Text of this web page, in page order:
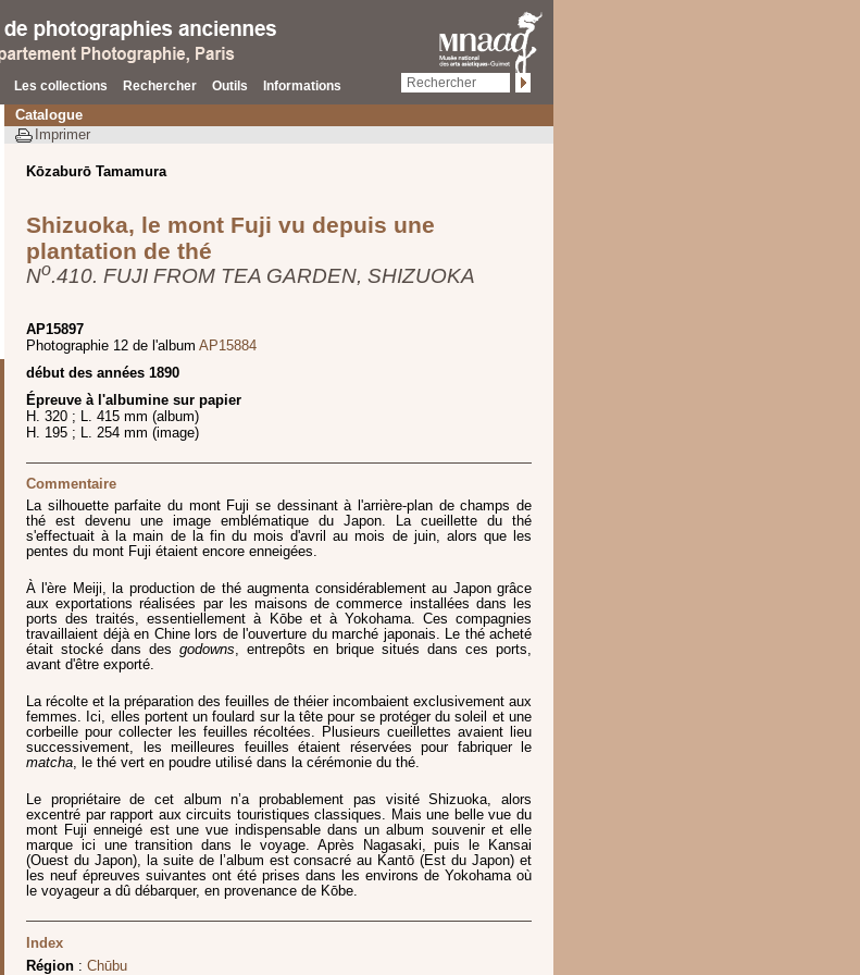
Les collections Rechercher Outils Informations
Catalogue
Imprimer
Kōzaburō Tamamura
Shizuoka, le mont Fuji vu depuis une
plantation de thé
No.410. FUJI FROM TEA GARDEN, SHIZUOKA
AP15897
Photographie 12 de l'album AP15884
début des années 1890
Épreuve à l'albumine sur papier
H. 320 ; L. 415 mm (album)
H. 195 ; L. 254 mm (image)
Commentaire
La silhouette parfaite du mont Fuji se dessinant à l'arrière-plan de champs de
thé est devenu une image emblématique du Japon. La cueillette du thé
s'effectuait à la main de la fin du mois d'avril au mois de juin, alors que les
pentes du mont Fuji étaient encore enneigées.
À l'ère Meiji, la production de thé augmenta considérablement au Japon grâce
aux exportations réalisées par les maisons de commerce installées dans les
ports des traités, essentiellement à Kōbe et à Yokohama. Ces compagnies
travaillaient déjà en Chine lors de l'ouverture du marché japonais. Le thé acheté
était stocké dans des godowns, entrepôts en brique situés dans ces ports,
avant d'être exporté.
La récolte et la préparation des feuilles de théier incombaient exclusivement aux
femmes. Ici, elles portent un foulard sur la tête pour se protéger du soleil et une
corbeille pour collecter les feuilles récoltées. Plusieurs cueillettes avaient lieu
successivement, les meilleures feuilles étaient réservées pour fabriquer le
matcha, le thé vert en poudre utilisé dans la cérémonie du thé.
Le propriétaire de cet album n’a probablement pas visité Shizuoka, alors
excentré par rapport aux circuits touristiques classiques. Mais une belle vue du
mont Fuji enneigé est une vue indispensable dans un album souvenir et elle
marque ici une transition dans le voyage. Après Nagasaki, puis le Kansai
(Ouest du Japon), la suite de l’album est consacré au Kantō (Est du Japon) et
les neuf épreuves suivantes ont été prises dans les environs de Yokohama où
le voyageur a dû débarquer, en provenance de Kōbe.
Index
Région : Chūbu